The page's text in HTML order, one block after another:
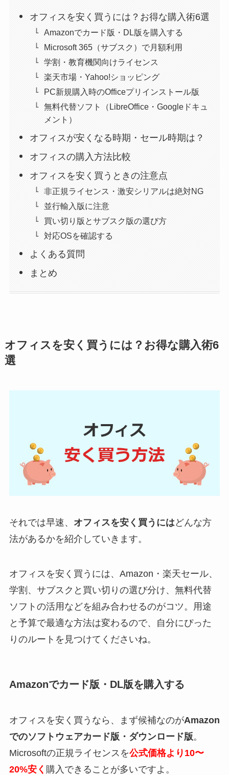
オフィスを安く買うには？お得な購入術6選
Amazonでカード版・DL版を購入する
Microsoft 365（サブスク）で月額利用
学割・教育機関向けライセンス
楽天市場・Yahoo!ショッピング
PC新規購入時のOfficeプリインストール版
無料代替ソフト（LibreOffice・Googleドキュ
メント）
オフィスが安くなる時期・セール時期は？
オフィスの購入方法比較
オフィスを安く買うときの注意点
非正規ライセンス・激安シリアルは絶対NG
並行輸入版に注意
買い切り版とサブスク版の選び方
対応OSを確認する
よくある質問
まとめ
オフィスを安く買うには？お得な購入術6
選
それでは早速、 オフィスを安く買うにはどんな方
法があるかを紹介していきます。
オフィスを安く買うには、Amazon・楽天セール、
学割、サブスクと買い切りの選び分け、無料代替
ソフトの活用などを組み合わせるのがコツ。用途
と予算で最適な方法は変わるので、自分にぴった
りのルートを見つけてくださいね。
Amazonでカード版・DL版を購入する
オフィスを安く買うなら、まず候補なのがAmazon
でのソフトウェアカード版・ダウンロード版。
Microsoftの正規ライセンスを公式価格より10〜
20%安く 購入できることが多いですよ。